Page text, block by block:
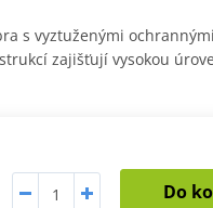
s vyztuženými
zajišťují vysokou
Do